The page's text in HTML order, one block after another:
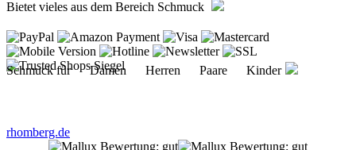
Bietet vieles aus dem Bereich Schmuck
Schmuck für Damen Herren Paare Kinder
rhomberg.de